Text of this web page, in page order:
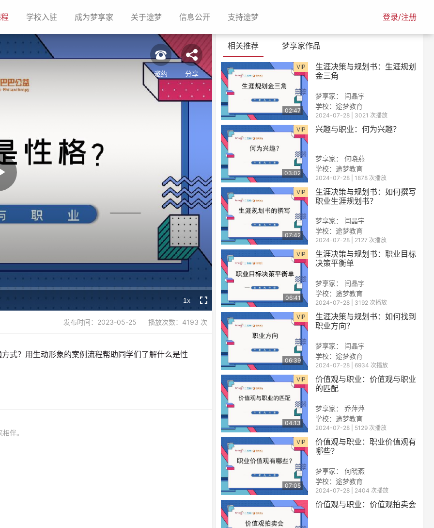
(current)学校入驻(current)成为梦享家(current)关于途梦(current)信息公开(current)支持途梦(current) 登录/注册
Playback
Rate
1x Fullscreen
邀约 分享
发布时间：2023-05-25 播放次数：4193 次
式？用生动形象的案例流程帮助同学们了解什么是性
伴。
相关推荐 梦享家作品
VIP
02:47
生涯决策与规划书：生涯规划
金三角
梦享家： 闫晶宇
学校：途梦教育
2024-07-28 | 3021 次播放
VIP
03:02
兴趣与职业：何为兴趣？
梦享家： 何晓燕
学校：途梦教育
2024-07-28 | 1878 次播放
VIP
07:42
生涯决策与规划书：如何撰写
职业生涯规划书？
梦享家： 闫晶宇
学校：途梦教育
2024-07-28 | 2127 次播放
VIP
06:41
生涯决策与规划书：职业目标
决策平衡单
梦享家： 闫晶宇
学校：途梦教育
2024-07-28 | 3192 次播放
VIP
06:39
生涯决策与规划书：如何找到
职业方向？
梦享家： 闫晶宇
学校：途梦教育
2024-07-28 | 6934 次播放
VIP
04:13
价值观与职业：价值观与职业
的匹配
梦享家： 乔萍萍
学校：途梦教育
2024-07-28 | 5129 次播放
VIP
07:05
价值观与职业：职业价值观有
哪些？
梦享家： 何晓燕
学校：途梦教育
2024-07-28 | 2404 次播放
价值观与职业：价值观拍卖会